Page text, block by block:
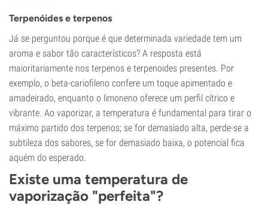
Terpenóides e terpenos
Já se perguntou porque é que determinada variedade tem um
aroma e sabor tão característicos? A resposta está
maioritariamente nos terpenos e terpenoides presentes. Por
exemplo, o beta-cariofileno confere um toque apimentado e
amadeirado, enquanto o limoneno oferece um perfil cítrico e
vibrante. Ao vaporizar, a temperatura é fundamental para tirar o
máximo partido dos terpenos; se for demasiado alta, perde-se a
subtileza dos sabores, se for demasiado baixa, o potencial fica
aquém do esperado.
Existe uma temperatura de
vaporização "perfeita"?